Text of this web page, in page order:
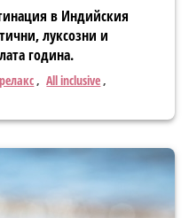
в Индийския
луксозни и
година.
All inclusive